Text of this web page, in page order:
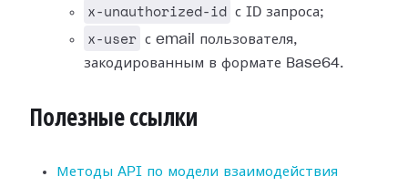
x-unauthorized-id с ID запроса;
x-user с email пользователя,
закодированным в формате Base64.
Полезные ссылки
Методы API по модели взаимодействия